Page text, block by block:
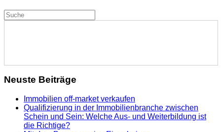
Neuste Beiträge
Immobilien off-market verkaufen
Qualifizierung in der Immobilienbranche zwischen
Schein und Sein: Welche Aus- und Weiterbildung ist
die Richtige?